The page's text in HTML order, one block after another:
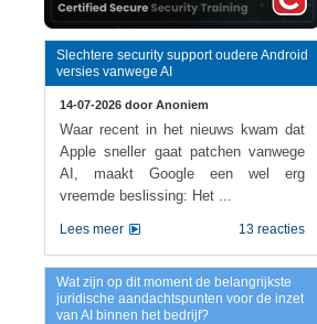
Slechtere security support oudere Android
versies vanwege AI
14-07-2026 door Anoniem
Waar recent in het nieuws kwam dat
Apple sneller gaat patchen vanwege
AI, maakt Google een wel erg
vreemde beslissing: Het ...
13 reacties
Lees meer
Wat zijn op dit moment de belangrijkste
juridische aandachtspunten voor de inzet
van AI binnen het bedrijf?